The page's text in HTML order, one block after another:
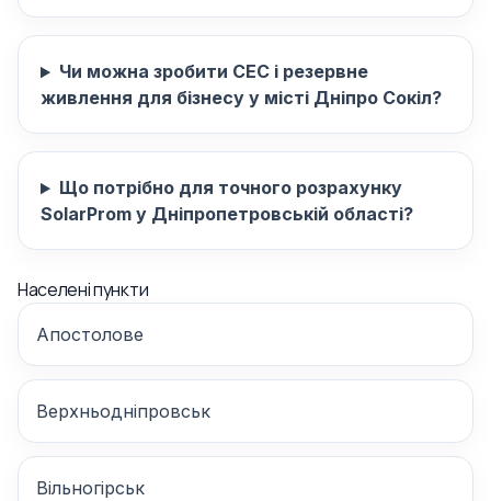
Чи можна зробити СЕС і резервне
живлення для бізнесу у місті Дніпро Сокіл?
Що потрібно для точного розрахунку
SolarProm у Дніпропетровській області?
Населені пункти
Апостолове
Верхньодніпровськ
Вільногірськ